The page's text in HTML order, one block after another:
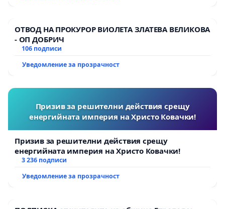
ОТВОД НА ПРОКУРОР ВИОЛЕТА ЗЛАТЕВА ВЕЛИКОВА
- ОП ДОБРИЧ
106 подписи
Уведомление за прозрачност
Призив за решителни действия срещу
енергийната империя на Христо Ковачки!
Призив за решителни действия срещу
енергийната империя на Христо Ковачки!
3 236 подписи
Уведомление за прозрачност